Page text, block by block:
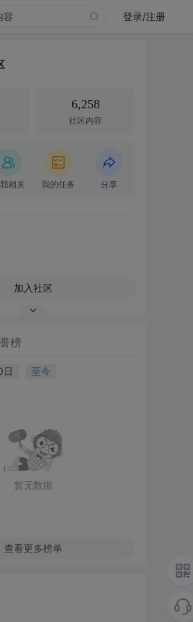
登录/注册
6,258
社区内容
相关 我的任务 分享
加入社区
榜
日 至今
暂无数据
查看更多榜单